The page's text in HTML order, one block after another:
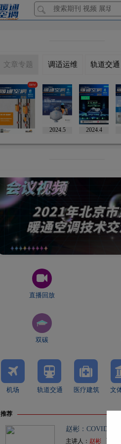
文章专题 调适运维 轨道交通
new
2024.5 2024.4
直播回放
双碳
机场 轨道交通 医疗建筑 文
推荐
赵彬：COVID-19
主讲人： 赵彬 ¥